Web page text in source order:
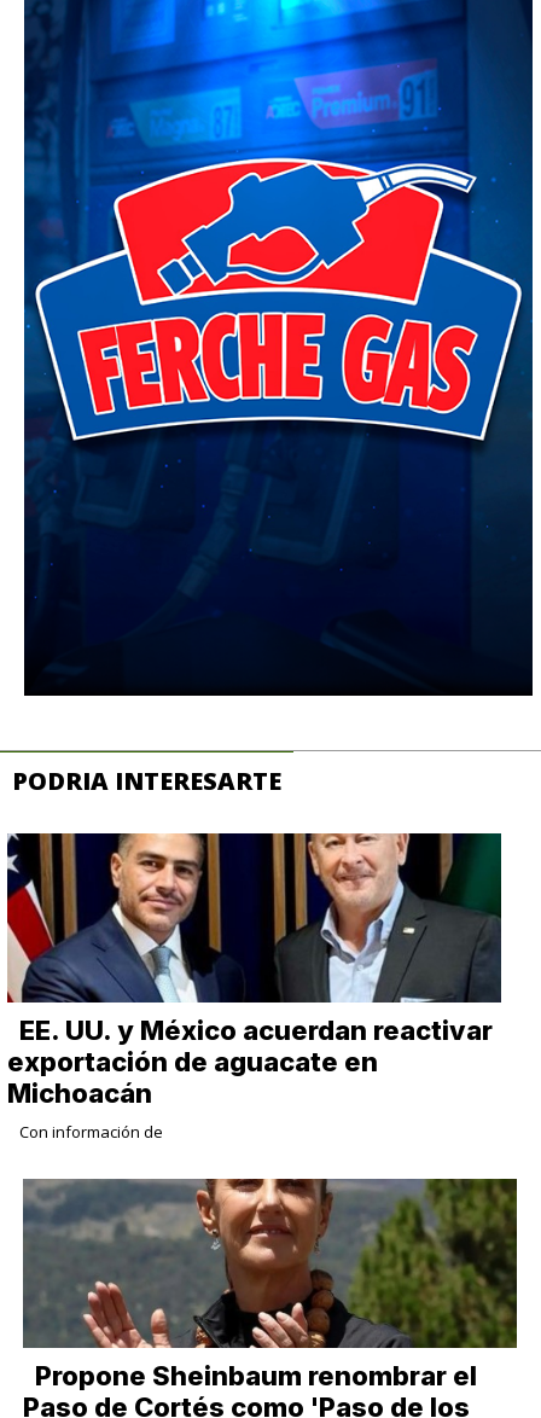
PODRIA INTERESARTE
EE. UU. y México acuerdan reactivar
exportación de aguacate en
Michoacán
Con información de
Propone Sheinbaum renombrar el
Paso de Cortés como 'Paso de los